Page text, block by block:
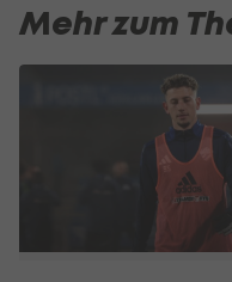
Mehr zum